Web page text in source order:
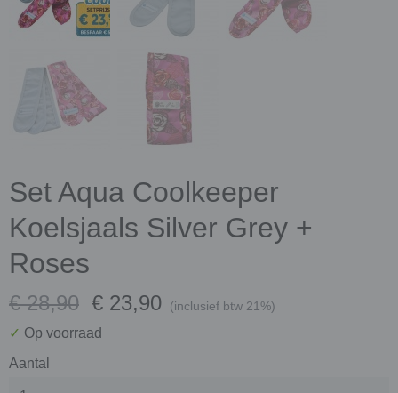
Set Aqua Coolkeeper
Koelsjaals Silver Grey +
Roses
€ 28,90 € 23,90 (inclusief btw 21%)
✓ Op voorraad
Aantal